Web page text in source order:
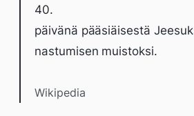
40.
päivänä pääsiäisestä
n­astumisen muistoksi.
Wikipedia